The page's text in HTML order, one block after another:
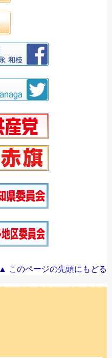
▲ このページの先頭にもどる